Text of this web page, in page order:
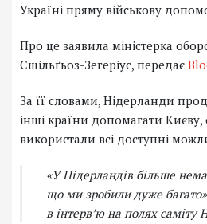
Україні пряму військову
Про це заявила міністерка
Єшільґьоз-Зегеріус, передає
За її словами, Нідерланди
інші країни допомагати Києву,
використали всі доступні
«У Нідерландів більше
що ми зробили дуже багато»
в інтерв’ю на полях саміту